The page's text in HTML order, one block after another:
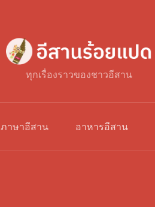
ทุกเรื่องราวของชาวอีสาน
ภาษาอีสาน อาหารอีสาน